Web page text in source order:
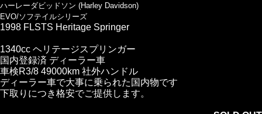
ハーレーダビッドソン (Harley Davidson)
EVO/ソフテイルシリーズ
1998 FLSTS Heritage Springer
1340cc ヘリテージスプリンガー
国内登録済 ディーラー車
車検R3/8 49000km 社外ハンドル
ディーラー車で大事に乗られた国内物です
下取りにつき格安でご提供します。